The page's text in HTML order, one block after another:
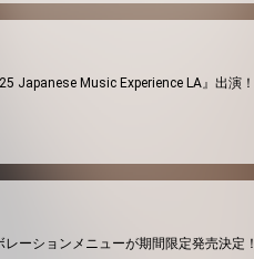
Japanese Music Experience LA』出演！
レーションメニューが期間限定発売決定！